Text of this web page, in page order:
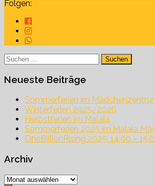
Folgen:
Suchen
nach:
Neueste Beiträge
Sommerferien im
Winterferien 2025/2026
Herbstferien im Malala
Sommerferien 2025 im Malala
OneBillionRising 2025: 14:00 –
Archiv
Archiv